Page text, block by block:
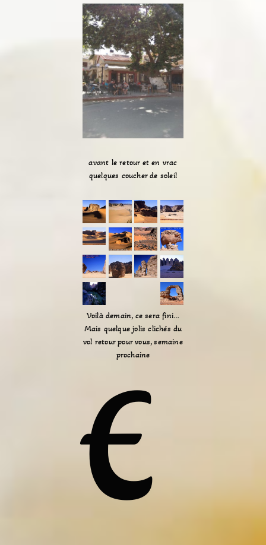
avant le retour et en vrac
quelques coucher de soleil
Voilà demain, ce sera fini…
Mais quelque jolis clichés du
vol retour pour vous, semaine
prochaine
E